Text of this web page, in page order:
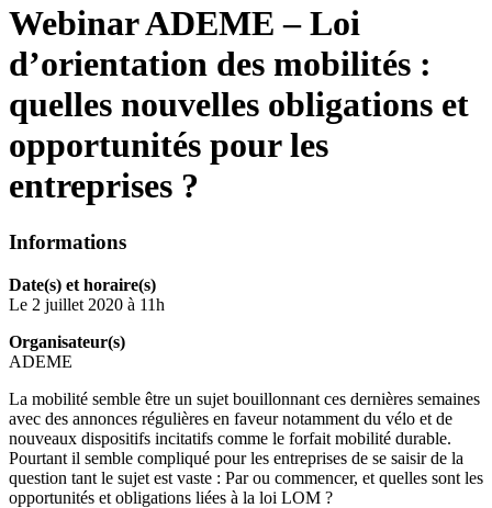
Webinar ADEME – Loi
d’orientation des mobilités :
quelles nouvelles obligations et
opportunités pour les
entreprises ?
Informations
Date(s) et horaire(s)
Le 2 juillet 2020 à 11h
Organisateur(s)
ADEME
La mobilité semble être un sujet bouillonnant ces dernières semaines
avec des annonces régulières en faveur notamment du vélo et de
nouveaux dispositifs incitatifs comme le forfait mobilité durable.
Pourtant il semble compliqué pour les entreprises de se saisir de la
question tant le sujet est vaste : Par ou commencer, et quelles sont les
opportunités et obligations liées à la loi LOM ?